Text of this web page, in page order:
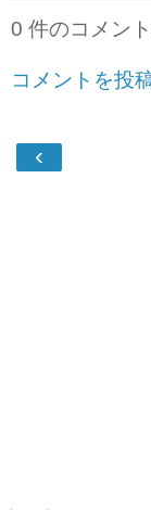
0 件のコメン
コメントを投
‹